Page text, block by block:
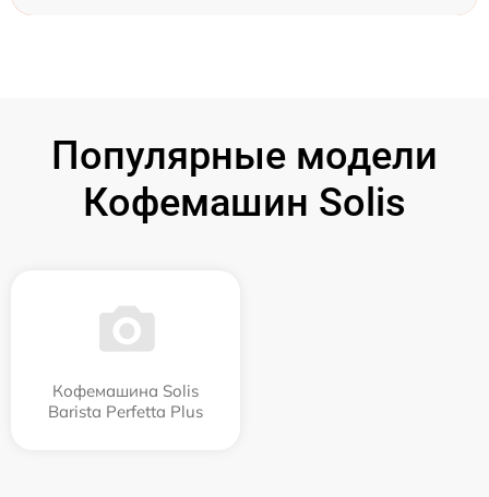
Популярные модели
Кофемашин Solis
Кофемашина Solis
Barista Perfetta Plus